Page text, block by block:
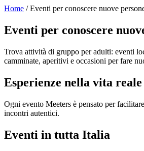
Home / Eventi per conoscere nuove
Eventi per conoscere
Trova attività di gruppo per adulti: eventi
camminate, aperitivi e occasioni per fare
Esperienze nella vita reale
Ogni evento Meeters è pensato per
incontri autentici.
Eventi in tutta Italia